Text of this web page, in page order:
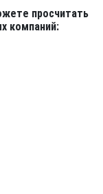
просчитать
компаний: